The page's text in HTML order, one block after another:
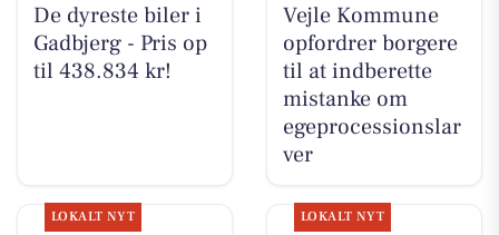
De dyreste biler i
Gadbjerg - Pris op
til 438.834 kr!
Vejle Kommune
opfordrer borgere
til at indberette
mistanke om
egeprocessionslar
ver
LOKALT NYT LOKALT NYT